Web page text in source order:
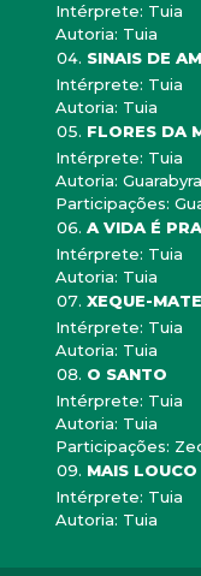
Intérprete: Tuia
Autoria: Tuia
SINAIS DE
Intérprete: Tuia
Autoria: Tuia
FLORES DA
Intérprete: Tuia
Autoria:
Participações:
A VIDA É
Intérprete: Tuia
Autoria: Tuia
XEQUE-MATE
Intérprete: Tuia
Autoria: Tuia
O SANTO
Intérprete: Tuia
Autoria: Tuia
Participações:
MAIS
Intérprete: Tuia
Autoria: Tuia